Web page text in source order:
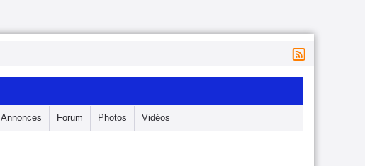
Annonces Forum Photos Vidéos